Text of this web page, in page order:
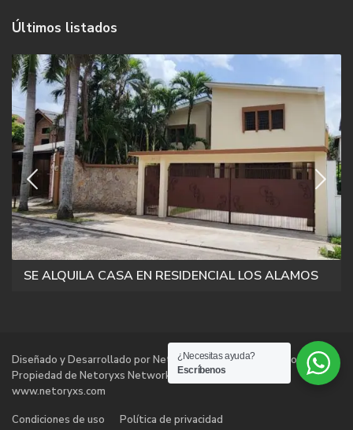
Últimos listados
SE ALQUILA CASA EN RESIDENCIAL LOS ALAMOS
Diseñado y Desarrollado por Netoryxs Networks Technologies |
Propiedad de Netoryxs Networks Technologies |
www.netoryxs.com
Condiciones de uso
Política de privacidad
¿Necesitas ayuda?
Escríbenos